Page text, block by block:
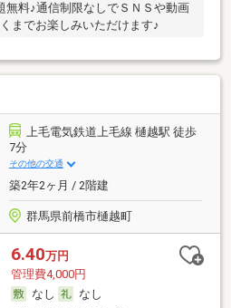
無料♪通信制限なしでＳＮＳや動画
までお楽しみいただけます♪
上毛電気鉄道上毛線 樋越駅 徒歩
7分
その他の交通
築2年2ヶ月 / 2階建
群馬県前橋市樋越町
6.40万円
管理費4,000円
なし
なし